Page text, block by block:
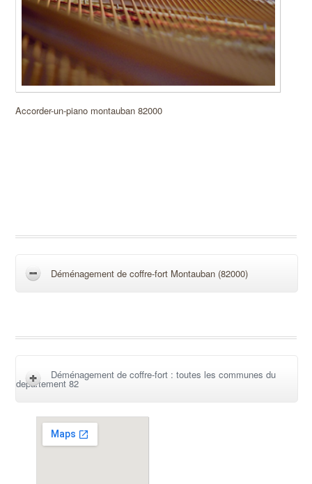
Accorder-un-piano montauban 82000
Déménagement de coffre-fort Montauban (82000)
Déménagement de coffre-fort : toutes les communes du
departement 82